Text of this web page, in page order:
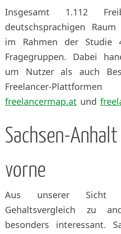
Insgesamt 1.112
deutschsprachigen
im Rahmen der Studie
Fragegruppen. Dabei
um Nutzer als auch
Freelancer-
freelancermap.at und
Sachsen-
vorne
Aus unserer
Gehaltsvergleich zu
besonders interessant.